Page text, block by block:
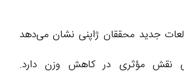
جدید محققان ژاپنی نشان می‌دهد
نقش مؤثری در کاهش وزن دارد.